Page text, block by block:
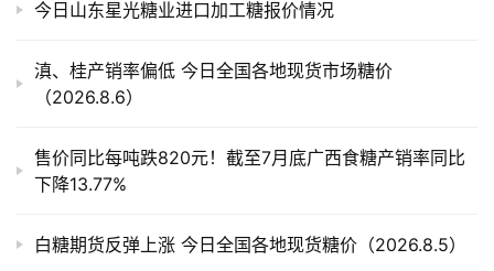
销
今日山东星光糖业进口加工糖报价情况
滇、桂产销率偏低 今日全国各地现货市场糖价
（2026.8.6）
售价同比每吨跌820元！截至7月底广西食糖产销率同比
下降13.77%
白糖期货反弹上涨 今日全国各地现货糖价（2026.8.5）